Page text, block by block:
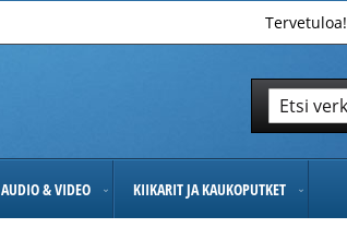
Tervetuloa!
Hae
AUDIO & VIDEO KIIKARIT JA KAUKOPUTKET